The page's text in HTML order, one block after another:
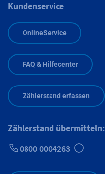
Kundenservice
OnlineService
FAQ & Hilfecenter
Zählerstand erfassen
Zählerstand übermitteln:
0800 0004263